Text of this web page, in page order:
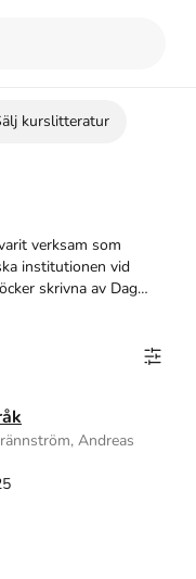
kurslitteratur
verksam som
institutionen vid
skrivna av Dag
Andreas